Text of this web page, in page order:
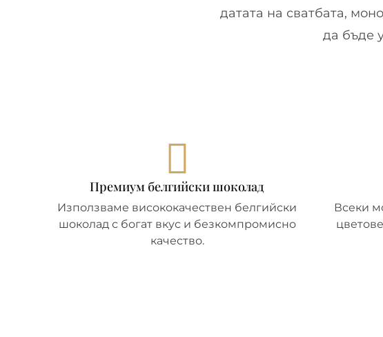
датата на сватбата,
да бъде

Премиум белгийски шоколад
Използваме висококачествен белгийски
шоколад с богат вкус и безкомпромисно
качество.
Всеки